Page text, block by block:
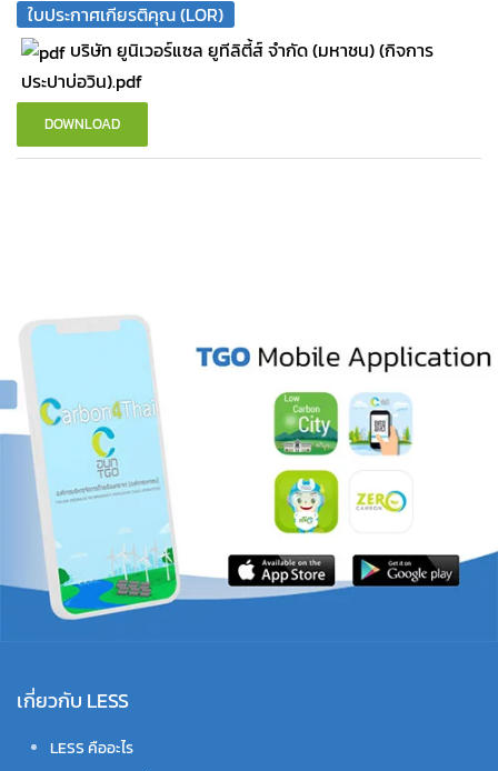
ใบประกาศเกียรติคุณ (LOR)
บริษัท ยูนิเวอร์แซล ยูทีลิตี้ส์ จำกัด (มหาชน) (กิจการ
ประปาบ่อวิน).pdf
DOWNLOAD
เกี่ยวกับ LESS
LESS คืออะไร